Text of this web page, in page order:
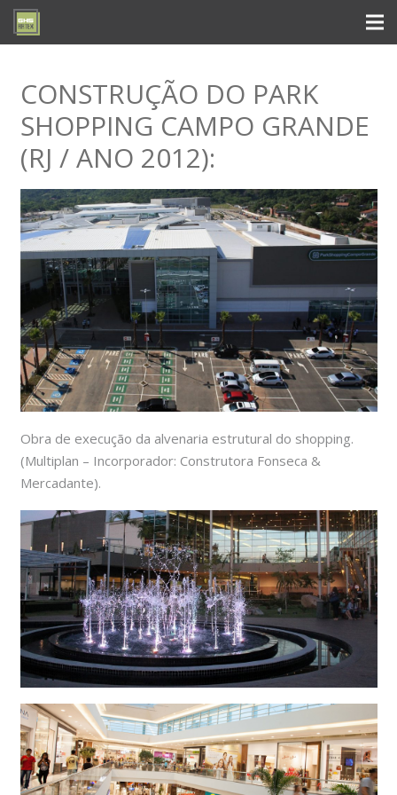
CONSTRUÇÃO DO PARK
SHOPPING CAMPO GRANDE
(RJ / ANO 2012):
Obra de execução da alvenaria estrutural do shopping.
(Multiplan – Incorporador: Construtora Fonseca &
Mercadante).